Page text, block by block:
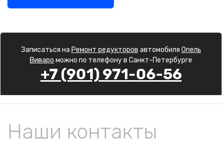
Записаться на Ремонт редукторов автомобиля Опель
Виваро можно по телефону в Санкт-Петербурге
+7 (901) 971-06-56
Наши контакты